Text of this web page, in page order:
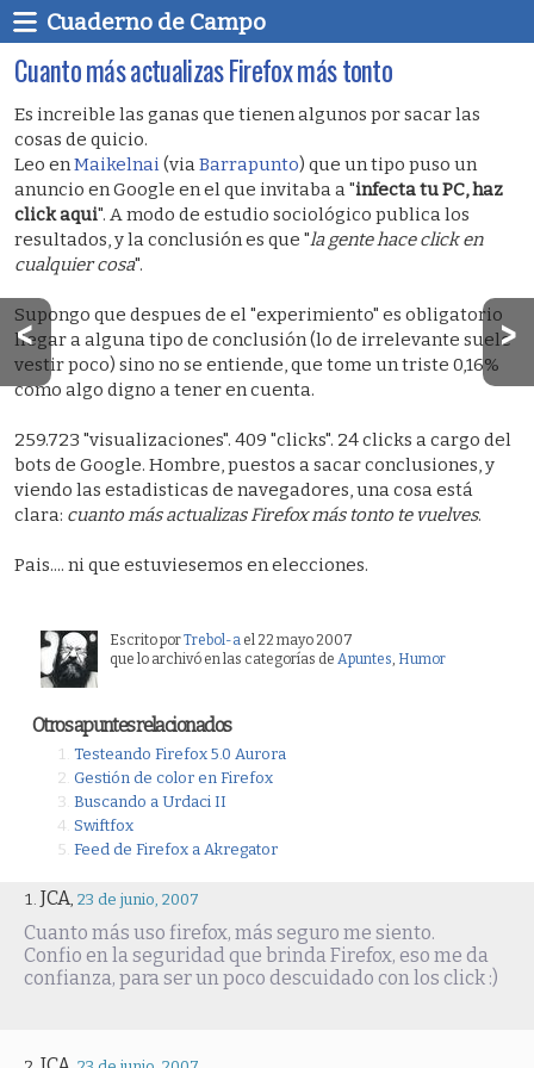
Cuaderno de Campo
Cuanto más actualizas Firefox más tonto
Es increible las ganas que tienen algunos por sacar las
cosas de quicio.
Leo enMaikelnai(viaBarrapunto) que un tipo puso un
anuncio en Google en el que invitaba a "infecta tu PC, haz
click aqui". A modo de estudio sociológico publica los
resultados, y la conclusión es que "la gente hace click en
cualquier cosa".
Supongo que despues de el "experimiento" es obligatorio
llegar a alguna tipo de conclusión (lo de irrelevante suele
vestir poco) sino no se entiende, que tome un triste 0,16%
como algo digno a tener en cuenta.
259.723 "visualizaciones". 409 "clicks". 24 clicks a cargo del
bots de Google. Hombre, puestos a sacar conclusiones, y
viendo las estadisticas de navegadores, una cosa está
clara: cuanto más actualizas Firefox más tonto te vuelves.
Pais.... ni que estuviesemos en elecciones.
Escrito porTrebol-a el 22 mayo 2007
que lo archivó en las categorías de Apuntes, Humor
Otros apuntes relacionados
Testeando Firefox 5.0 Aurora
Gestión de color en Firefox
Buscando a Urdaci II
Swiftfox
Feed de Firefox a Akregator
JCA, 23 de junio, 2007
Cuanto más uso firefox, más seguro me siento.
Confio en la seguridad que brinda Firefox, eso me da
confianza, para ser un poco descuidado con los click :)